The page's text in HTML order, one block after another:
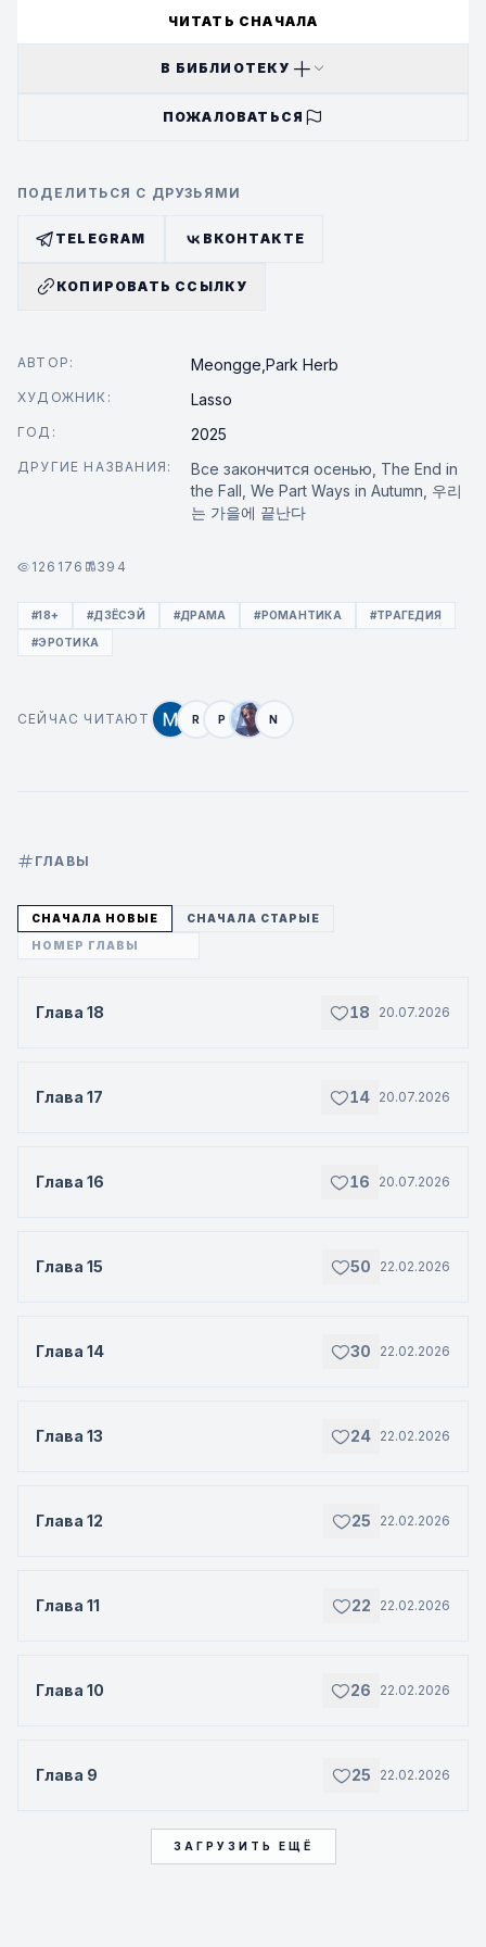
ЧИТАТЬ СНАЧАЛА
В БИБЛИОТЕКУ
ПОЖАЛОВАТЬСЯ
ПОДЕЛИТЬСЯ С ДРУЗЬЯМИ
TELEGRAM ВКОНТАКТЕ
КОПИРОВАТЬ ССЫЛКУ
АВТОР: Meongge, Park Herb
ХУДОЖНИК: Lasso
ГОД: 2025
ДРУГИЕ НАЗВАНИЯ:
Все закончится осенью, The End in
the Fall, We Part Ways in Autumn, 우리
는 가을에 끝난다
126176 394
#18+ #ДЗЁСЭЙ #ДРАМА #РОМАНТИКА #ТРАГЕДИЯ
#ЭРОТИКА
СЕЙЧАС ЧИТАЮТ R P N
ГЛАВЫ
СНАЧАЛА НОВЫЕ СНАЧАЛА СТАРЫЕ
Глава 18 18 20.07.2026
Глава 17 14 20.07.2026
Глава 16 16 20.07.2026
Глава 15 50 22.02.2026
Глава 14 30 22.02.2026
Глава 13 24 22.02.2026
Глава 12 25 22.02.2026
Глава 11 22 22.02.2026
Глава 10 26 22.02.2026
Глава 9 25 22.02.2026
ЗАГРУЗИТЬ ЕЩЁ